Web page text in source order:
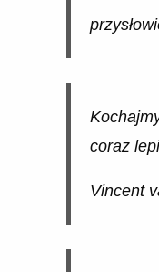
coraz
Vincent